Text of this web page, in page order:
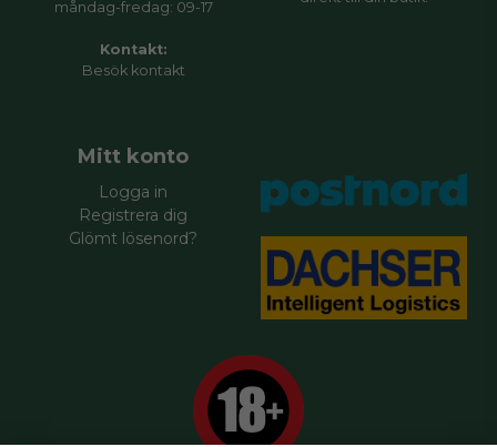
måndag-fredag: 09-17
Kontakt:
Besök kontakt
Mitt konto
Logga in
Registrera dig
Glömt lösenord?